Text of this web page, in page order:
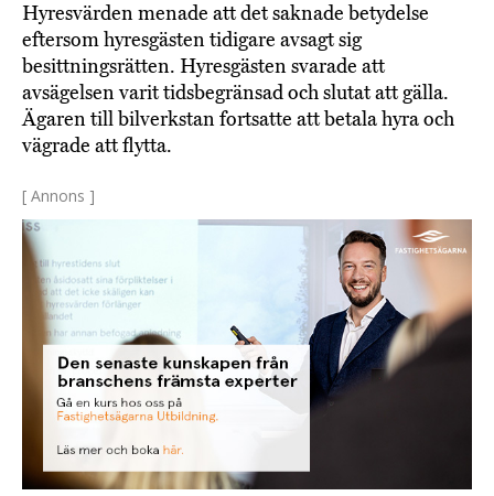
Hyresvärden menade att det saknade betydelse
eftersom hyresgästen tidigare avsagt sig
besittningsrätten. Hyresgästen svarade att
avsägelsen varit tidsbegränsad och slutat att gälla.
Ägaren till bilverkstan fortsatte att betala hyra och
vägrade att flytta.
[ Annons ]